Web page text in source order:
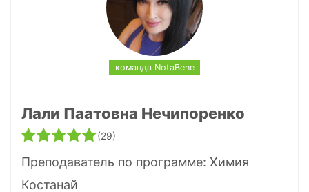
команда NotaBene
Лали Паатовна Нечипоренко
(29)
Преподаватель по программе: Химия
Костанай